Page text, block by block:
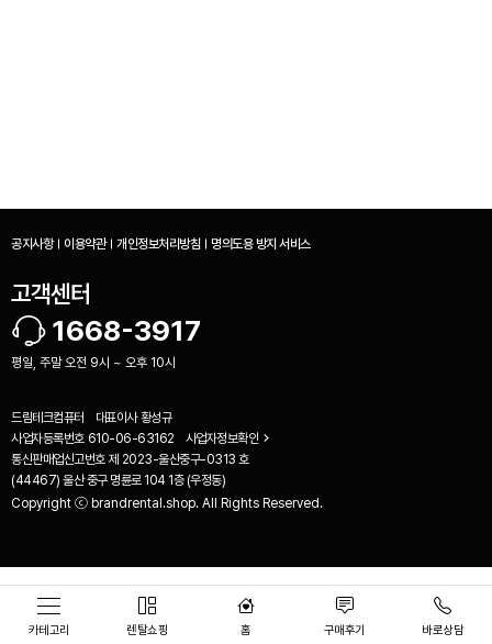
공지사항 이용약관 개인정보처리방침 명의도용 방지 서비스
고객센터
1668-3917
평일, 주말 오전 9시 ~ 오후 10시
드림테크컴퓨터 대표이사 황성규
사업자등록번호 610-06-63162
사업자정보확인
통신판매업신고번호 제 2023-울산중구-0313 호
(44467) 울산 중구 명륜로 104 1층 (우정동)
Copyright ⓒ brandrental.shop. All Rights Reserved.
카테고리 렌탈쇼핑 홈 구매후기 바로상담